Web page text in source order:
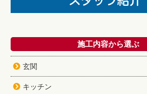
施工内容から選ぶ
玄関
キッチン